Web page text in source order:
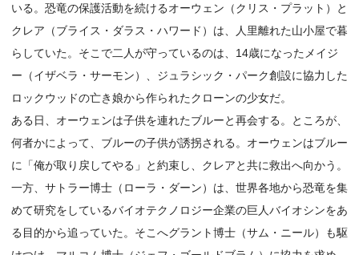
いる。恐竜の保護活動を続けるオーウェン（クリス・プラット）と
クレア（ブライス・ダラス・ハワード）は、人里離れた山小屋で暮
らしていた。そこで二人が守っているのは、14歳になったメイジ
ー（イザベラ・サーモン）、ジュラシック・パーク創設に協力した
ロックウッドの亡き娘から作られたクローンの少女だ。
ある日、オーウェンは子供を連れたブルーと再会する。ところが、
何者かによって、ブルーの子供が誘拐される。オーウェンはブルー
に「俺が取り戻してやる」と約束し、クレアと共に救出へ向かう。
一方、サトラー博士（ローラ・ダーン）は、世界各地から恐竜を集
めて研究をしているバイオテクノロジー企業の巨人バイオシンをあ
る目的から追っていた。そこへグラント博士（サム・ニール）も駆